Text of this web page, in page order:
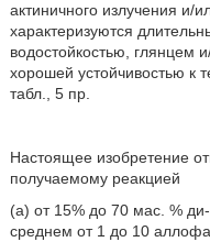
актиничного излучения и/
характеризуются
водостойкостью, глянцем
хорошей устойчивостью к
табл., 5 пр.
Настоящее изобретение
получаемому реакцией
(a) от 15% до 70 мас. %
среднем от 1 до 10